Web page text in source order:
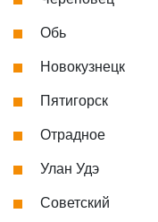
Обь
Новокузнецк
Пятигорск
Отрадное
Улан Удэ
Советский